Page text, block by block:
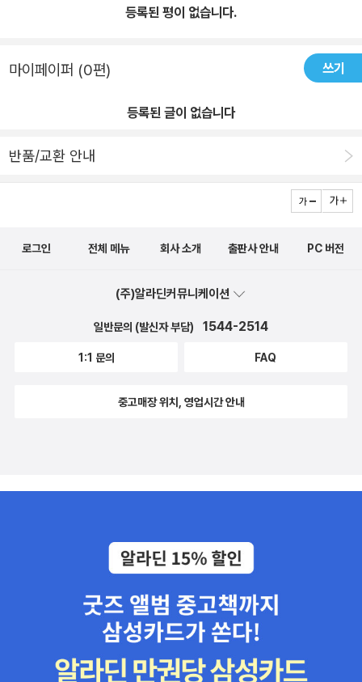
등록된 평이 없습니다.
마이페이퍼 (0편) 쓰기
등록된 글이 없습니다
반품/교환 안내
로그인 전체 메뉴 회사 소개 출판사 안내 PC 버전
(주)알라딘커뮤니케이션
일반문의 (발신자 부담) 1544-2514
1:1 문의 FAQ
중고매장 위치, 영업시간 안내